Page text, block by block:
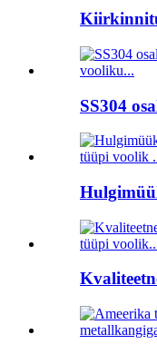
SS304